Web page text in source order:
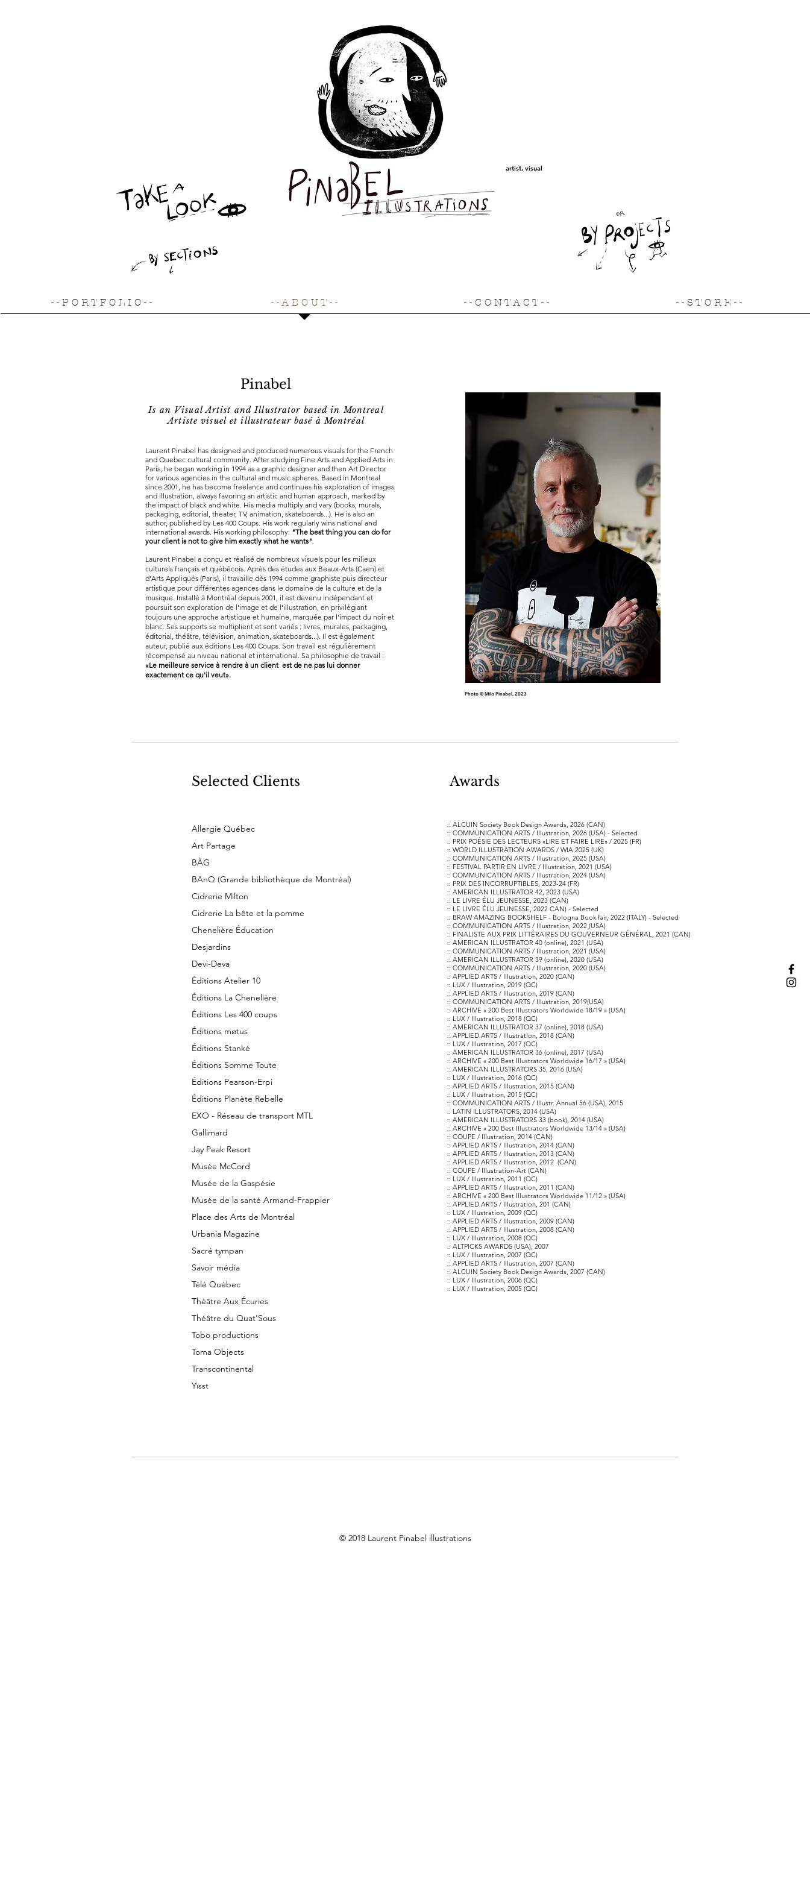
artist, visual
- - P O R T F O L I O - - - - A B O U T - - - - C O N T A C T - - - - S T O R E - -
Pinabel
Is an Visual Artist and Illustrator based in Montreal
Artiste visuel et illustrateur basé à Montréal
Laurent Pinabel has designed and produced numerous visuals for the French
and Quebec cultural community. After studying Fine Arts and Applied Arts in
Paris, he began working in 1994 as a graphic designer and then Art Director
for various agencies in the cultural and music spheres. Based in Montreal
since 2001, he has become freelance and continues his exploration of images
and illustration, always favoring an artistic and human approach, marked by
the impact of black and white. His media multiply and vary (books, murals,
packaging, editorial, theater, TV, animation, skateboards...). ​ He is also an
author, published by Les 400 Coups. His work regularly wins national and
international awards. His working philosophy: "The best thing you can do for
your client is not to give him exactly what he wants".
Laurent Pinabel a conçu et réalisé de nombreux visuels pour les milieux
culturels français et québécois. Après des études aux Beaux-Arts (Caen) et
d'Arts Appliqués (Paris), il travaille dès 1994 comme graphiste puis directeur
artistique pour différentes agences dans le domaine de la culture et de la
musique. Installé à Montréal depuis 2001, il est devenu indépendant et
poursuit son exploration de l'image et de l'illustration, en privilégiant
toujours une approche artistique et humaine, marquée par l'impact du noir et
blanc. Ses supports se multiplient et sont variés : livres, murales, packaging,
éditorial, théâtre, télévision, animation, skateboards...). Il est également
auteur, publié aux éditions Les 400 Coups. Son travail est régulièrement
récompensé au niveau national et international. Sa philosophie de travail :
«Le meilleure service à rendre à un client est de ne pas lui donner
exactement ce qu'il veut».
Photo © Milo Pinabel, 2023
Selected Clients Awards
Allergie Québec
Art Partage
BÀG
BAnQ (Grande bibliothèque de Montréal)
Cidrerie Milton
Cidrerie La bête et la pomme
Chenelière Éducation
Desjardins
Devi-Deva
Éditions Atelier 10
Éditions La Chenelière
Éditions Les 400 coups
Éditions møtus
Éditions Stanké
Éditions Somme Toute
Éditions Pearson-Erpi
Éditions Planète Rebelle
EXO - Réseau de transport MTL
Gallimard
Jay Peak Resort
Musée McCord
Musée de la Gaspésie
Musée de la santé Armand-Frappier
Place des Arts de Montréal
Urbania Magazine
Sacré tympan
Savoir média
Télé Québec
Théâtre Aux Écuries
Théâtre du Quat'Sous
Tobo productions
Toma Objects
Transcontinental
Yïsst
:: ALCUIN Society Book Design Awards, 2026 (CAN)
:: COMMUNICATION ARTS / Illustration, 2026 (USA) - Selected
:: PRIX POÉSIE DES LECTEURS «LIRE ET FAIRE LIRE» / 2025 (FR)
:: WORLD ILLUSTRATION AWARDS / WIA 2025 (UK)
:: COMMUNICATION ARTS / Illustration, 2025 (USA)
:: FESTIVAL PARTIR EN LIVRE / Illustration, 2021 (USA)
:: COMMUNICATION ARTS / Illustration, 2024 (USA)
:: PRIX DES INCORRUPTIBLES, 2023-24 (FR)
:: AMERICAN ILLUSTRATOR 42, 2023 (USA)
:: LE LIVRE ÉLU JEUNESSE, 2023 (CAN)
:: LE LIVRE ÉLU JEUNESSE, 2022 CAN) - Selected
:: BRAW AMAZING BOOKSHELF - Bologna Book fair, 2022 (ITALY) - Selected
:: COMMUNICATION ARTS / Illustration, 2022 (USA)
:: FINALISTE AUX PRIX LITTÉRAIRES DU GOUVERNEUR GÉNÉRAL, 2021 (CAN)
:: AMERICAN ILLUSTRATOR 40 (online), 2021 (USA)
:: COMMUNICATION ARTS / Illustration, 2021 (USA)
:: AMERICAN ILLUSTRATOR 39 (online), 2020 (USA)
:: COMMUNICATION ARTS / Illustration, 2020 (USA)
:: APPLIED ARTS / Illustration, 2020 (CAN)
:: LUX / Illustration, 2019 (QC)
:: APPLIED ARTS / Illustration, 2019 (CAN)
:: COMMUNICATION ARTS / Illustration, 2019(USA)
:: ARCHIVE « 200 Best Illustrators Worldwide 18/19 » (USA)
:: LUX / Illustration, 2018 (QC)
:: AMERICAN ILLUSTRATOR 37 (online), 2018 (USA)
:: APPLIED ARTS / Illustration, 2018 (CAN)
:: LUX / Illustration, 2017 (QC)
:: AMERICAN ILLUSTRATOR 36 (online), 2017 (USA)
:: ARCHIVE « 200 Best Illustrators Worldwide 16/17 » (USA)
:: AMERICAN ILLUSTRATORS 35, 2016 (USA)
:: LUX / Illustration, 2016 (QC)
:: APPLIED ARTS / Illustration, 2015 (CAN)
:: LUX / Illustration, 2015 (QC)
:: COMMUNICATION ARTS / Illustr. Annual 56 (USA), 2015
:: LATIN ILLUSTRATORS, 2014 (USA)
:: AMERICAN ILLUSTRATORS 33 (book), 2014 (USA)
:: ARCHIVE « 200 Best Illustrators Worldwide 13/14 » (USA)
:: COUPE / Illustration, 2014 (CAN)
:: APPLIED ARTS / Illustration, 2014 (CAN)
:: APPLIED ARTS / Illustration, 2013 (CAN)
:: APPLIED ARTS / Illustration, 2012 (CAN)
:: COUPE / Illustration-Art (CAN)
:: LUX / Illustration, 2011 (QC)
:: APPLIED ARTS / Illustration, 2011 (CAN)
:: ARCHIVE « 200 Best Illustrators Worldwide 11/12 » (USA)
:: APPLIED ARTS / Illustration, 201 (CAN)
:: LUX / Illustration, 2009 (QC)
:: APPLIED ARTS / Illustration, 2009 (CAN)
:: APPLIED ARTS / Illustration, 2008 (CAN)
:: LUX / Illustration, 2008 (QC)
:: ALTPICKS AWARDS (USA), 2007
:: LUX / Illustration, 2007 (QC)
:: APPLIED ARTS / Illustration, 2007 (CAN)
:: ALCUIN Society Book Design Awards, 2007 (CAN)
:: LUX / Illustration, 2006 (QC)
:: LUX / Illustration, 2005 (QC)
© 2018 Laurent Pinabel illustrations